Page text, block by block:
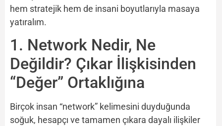
hem stratejik hem de insani boyutlarıyla masaya
yatıralım.
1. Network Nedir, Ne
Değildir? Çıkar İlişkisinden
“Değer” Ortaklığına
Birçok insan “network” kelimesini duyduğunda
soğuk, hesapçı ve tamamen çıkara dayalı ilişkiler